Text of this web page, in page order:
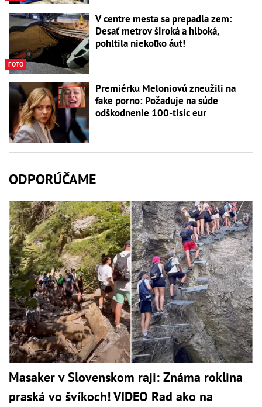
FOTO
V centre mesta sa prepadla zem:
Desať metrov široká a hlboká,
pohltila niekoľko áut!
Premiérku Meloniovú zneužili na
fake porno: Požaduje na súde
odškodnenie 100-tisíc eur
ODPORÚČAME
Masaker v Slovenskom raji: Známa roklina
praská vo švíkoch! VIDEO Rad ako na